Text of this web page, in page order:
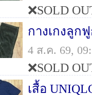
❌SOLD
กางเกงลูก
4 ส.ค. 69,
❌SOLD
เสื้อ